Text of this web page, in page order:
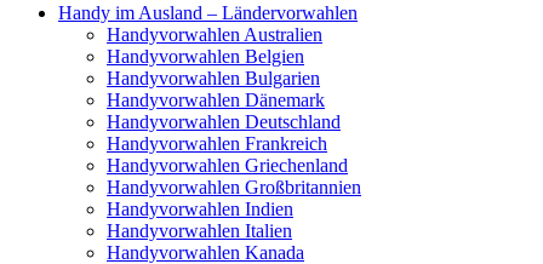
Handy im Ausland – Ländervorwahlen
Handyvorwahlen Australien
Handyvorwahlen Belgien
Handyvorwahlen Bulgarien
Handyvorwahlen Dänemark
Handyvorwahlen Deutschland
Handyvorwahlen Frankreich
Handyvorwahlen Griechenland
Handyvorwahlen Großbritannien
Handyvorwahlen Indien
Handyvorwahlen Italien
Handyvorwahlen Kanada